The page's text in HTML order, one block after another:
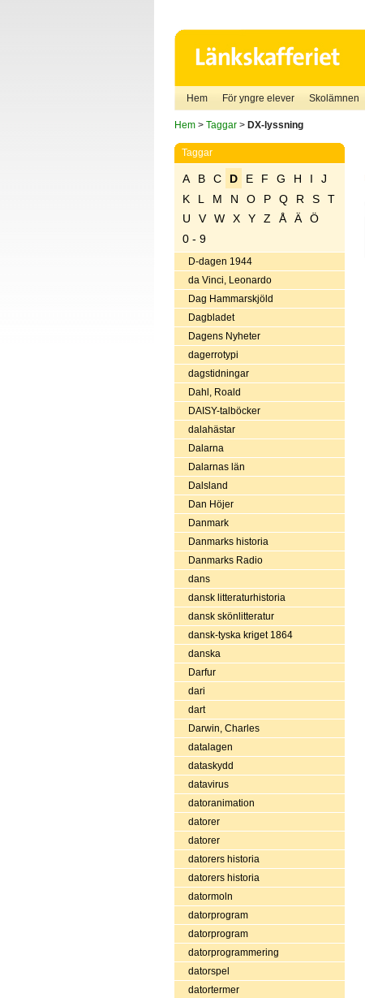
Hem För yngre elever Skolämnen
Hem> Taggar> DX-lyssning
Taggar
A B C D E F G H I
J
K
L M N O P Q R S
T
U
V W X Y Z Å Ä
Ö
0 - 9
D-dagen 1944
da Vinci, Leonardo
Dag Hammarskjöld
Dagbladet
Dagens Nyheter
dagerrotypi
dagstidningar
Dahl, Roald
DAISY-talböcker
dalahästar
Dalarna
Dalarnas län
Dalsland
Dan Höjer
Danmark
Danmarks historia
Danmarks Radio
dans
dansk litteraturhistoria
dansk skönlitteratur
dansk-tyska kriget 1864
danska
Darfur
dari
dart
Darwin, Charles
datalagen
dataskydd
datavirus
datoranimation
datorer
datorer
datorers historia
datorers historia
datormoln
datorprogram
datorprogram
datorprogrammering
datorspel
datortermer